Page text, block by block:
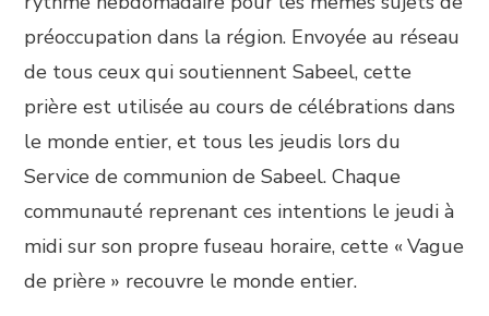
préoccupation dans la région. Envoyée au réseau
de tous ceux qui soutiennent Sabeel, cette
prière est utilisée au cours de célébrations dans
le monde entier, et tous les jeudis lors du
Service de communion de Sabeel. Chaque
communauté reprenant ces intentions le jeudi à
midi sur son propre fuseau horaire, cette « Vague
de prière » recouvre le monde entier.